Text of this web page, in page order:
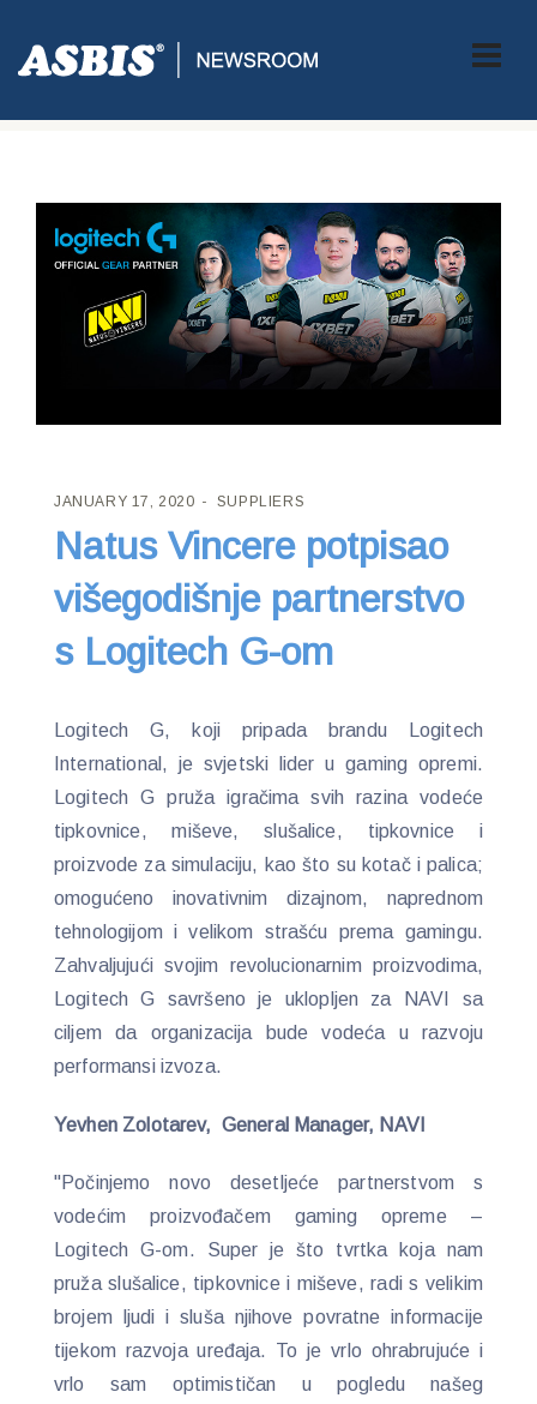
ASBIS CROATIA> SUPPLIERS> NATUS VINCERE POTPISAO
VIŠEGODIŠNJE PARTNERSTVO S LOGITECH G-OM
JANUARY 17, 2020 SUPPLIERS
Natus Vincere potpisao
višegodišnje partnerstvo
s Logitech G-om
Logitech G, koji pripada brandu Logitech
International, je svjetski lider u gaming opremi.
Logitech G pruža igračima svih razina vodeće
tipkovnice, miševe, slušalice, tipkovnice i
proizvode za simulaciju, kao što su kotač i palica;
omogućeno inovativnim dizajnom, naprednom
tehnologijom i velikom strašću prema gamingu.
Zahvaljujući svojim revolucionarnim proizvodima,
Logitech G savršeno je uklopljen za NAVI sa
ciljem da organizacija bude vodeća u razvoju
performansi izvoza.
Yevhen Zolotarev, General Manager, NAVI
"Počinjemo novo desetljeće partnerstvom s
vodećim proizvođačem gaming opreme –
Logitech G-om. Super je što tvrtka koja nam
pruža slušalice, tipkovnice i miševe, radi s velikim
brojem ljudi i sluša njihove povratne informacije
tijekom razvoja uređaja. To je vrlo ohrabrujuće i
vrlo sam optimističan u pogledu našeg